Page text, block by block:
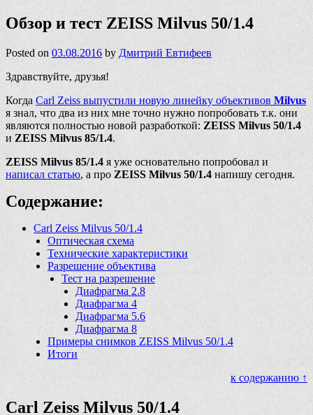
Обзор и тест ZEISS Milvus 50/1.4
Posted on 03.08.2016 by Дмитрий Евтифеев
Здравствуйте, друзья!
Когда Carl Zeiss выпустили новую линейку объективов Milvus
я знал, что два из них мне точно нужно попробовать т.к. они
являются полностью новой разработкой: ZEISS Milvus 50/1.4
и ZEISS Milvus 85/1.4.
ZEISS Milvus 85/1.4 я уже основательно попробовал и
написал статью, а про ZEISS Milvus 50/1.4 напишу сегодня.
Содержание:
Carl Zeiss Milvus 50/1.4
Оптическая схема
Технические характеристики
Разрешение объектива
Тест на разрешение
Диафрагма 2.8
Диафрагма 4
Диафрагма 5.6
Диафрагма 8
Примеры снимков ZEISS Milvus 50/1.4
Итоги
к содержанию ↑
Carl Zeiss Milvus 50/1.4